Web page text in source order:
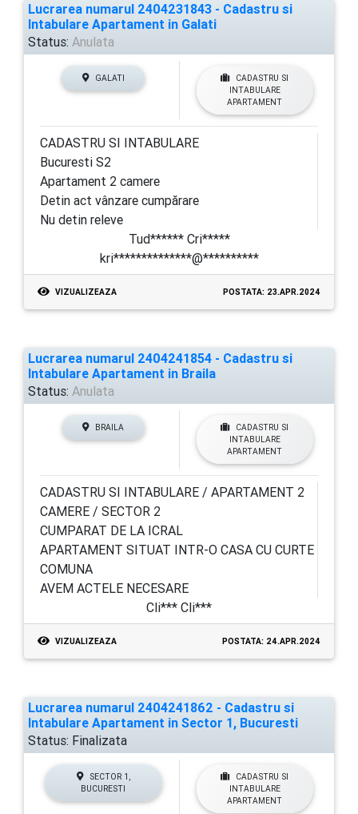
Lucrarea numarul 2404231843 - Cadastru si
Intabulare Apartament in Galati
Status: Anulata
GALATI
CADASTRU SI
INTABULARE
APARTAMENT
CADASTRU SI INTABULARE
Bucuresti S2
Apartament 2 camere
Detin act vânzare cumpărare
Nu detin releve
Tud****** Cri*****
kri**************@**********
VIZUALIZEAZA POSTATA: 23.APR.2024
Lucrarea numarul 2404241854 - Cadastru si
Intabulare Apartament in Braila
Status: Anulata
BRAILA
CADASTRU SI
INTABULARE
APARTAMENT
CADASTRU SI INTABULARE / APARTAMENT 2
CAMERE / SECTOR 2
CUMPARAT DE LA ICRAL
APARTAMENT SITUAT INTR-O CASA CU CURTE
COMUNA
AVEM ACTELE NECESARE
Cli*** Cli***
VIZUALIZEAZA POSTATA: 24.APR.2024
Lucrarea numarul 2404241862 - Cadastru si
Intabulare Apartament in Sector 1, Bucuresti
Status: Finalizata
SECTOR 1,
BUCURESTI
CADASTRU SI
INTABULARE
APARTAMENT